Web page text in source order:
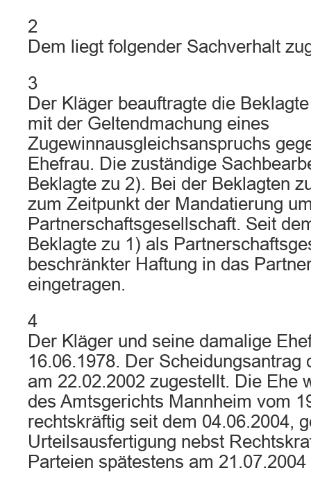
2
Dem liegt folgender Sachverhalt
3
Der Kläger beauftragte die
mit der Geltendmachung eines
Zugewinnausgleichsanspruchs
Ehefrau. Die zuständige
Beklagte zu 2). Bei der Beklagten
zum Zeitpunkt der Mandatierung
Partnerschaftsgesellschaft. Seit
Beklagte zu 1) als
beschränkter Haftung in das
eingetragen.
4
Der Kläger und seine damalige
16.06.1978. Der Scheidungsantrag
am 22.02.2002 zugestellt. Die Ehe
des Amtsgerichts Mannheim vom
rechtskräftig seit dem 04.06.2004,
Urteilsausfertigung nebst
Parteien spätestens am